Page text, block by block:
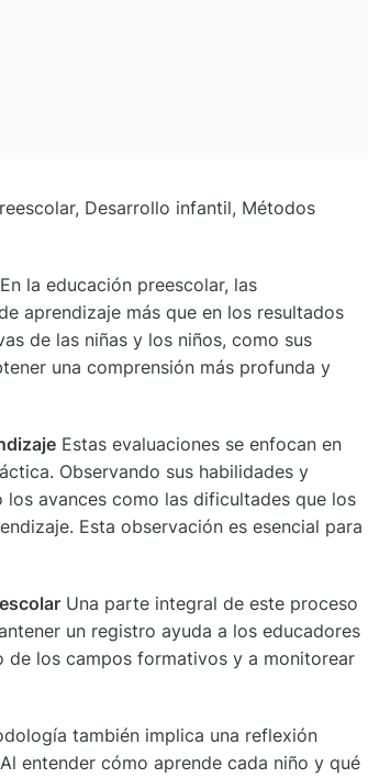
Desarrollo infantil, Métodos
En la educación preescolar, las
aprendizaje más que en los resultados
de las niñas y los niños, como sus
una comprensión más profunda y
Estas evaluaciones se enfocan en
Observando sus habilidades y
avances como las dificultades que los
Esta observación es esencial para
Una parte integral de este proceso
un registro ayuda a los educadores
de los campos formativos y a monitorear
también implica una reflexión
entender cómo aprende cada niño y qué